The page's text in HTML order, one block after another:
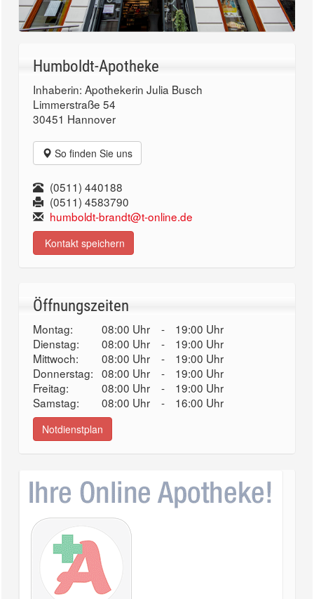
Humboldt-Apotheke
Inhaberin: Apothekerin Julia Busch
Limmerstraße 54
30451 Hannover
So finden Sie uns
(0511) 440188
(0511) 4583790
humboldt-brandt@t-online.de
Kontakt speichern
Öffnungszeiten
Montag: 08:00 Uhr -
19:00 Uhr
Dienstag:
08:00 Uhr -
19:00 Uhr
Mittwoch:
08:00 Uhr -
19:00 Uhr
Donnerstag: 08:00 Uhr -
19:00 Uhr
Freitag:
08:00 Uhr -
19:00 Uhr
Samstag:
08:00 Uhr - 16:00 Uhr
Notdienstplan